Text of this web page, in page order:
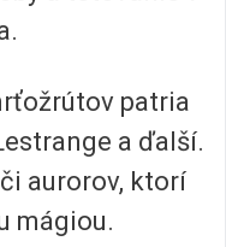
patria
a ďalší.
aurorov, ktorí
mágiou.